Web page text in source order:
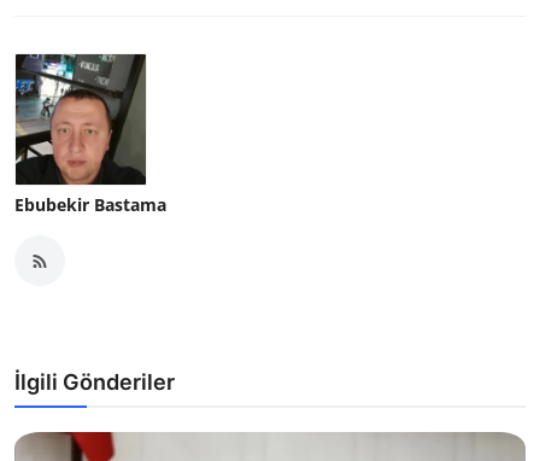
Ebubekir Bastama
İlgili Gönderiler